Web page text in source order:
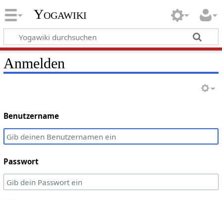
Yogawiki
Anmelden
Benutzername
Passwort